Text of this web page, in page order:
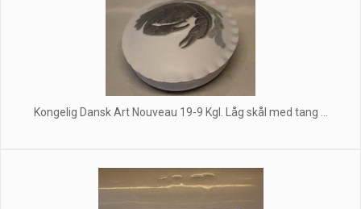
Kongelig Dansk Art Nouveau 19-9 Kgl. Låg skål med tang ...